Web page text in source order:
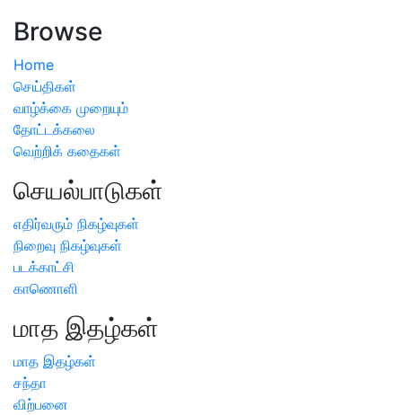
Browse
Home
செய்திகள்
வாழ்க்கை முறையும்
தோட்டக்கலை
வெற்றிக் கதைகள்
செயல்பாடுகள்
எதிர்வரும் நிகழ்வுகள்
நிறைவு நிகழ்வுகள்
படக்காட்சி
காணொளி
மாத இதழ்கள்
மாத இதழ்கள்
சந்தா
விற்பனை